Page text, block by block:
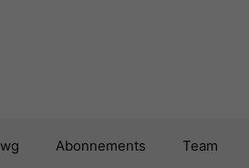
Abonnements Team